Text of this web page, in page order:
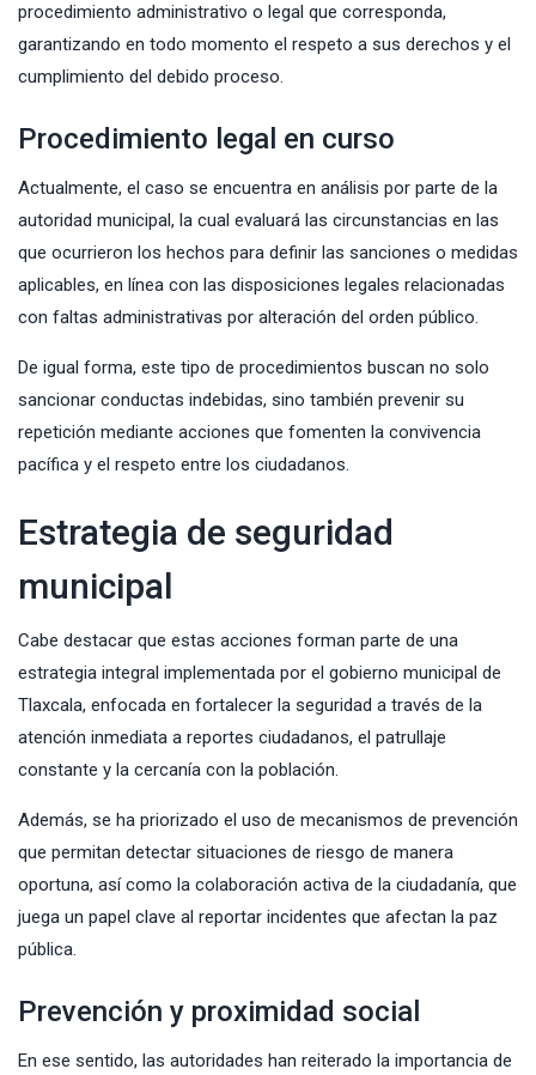
procedimiento administrativo o legal que corresponda,
garantizando en todo momento el respeto a sus derechos y el
cumplimiento del debido proceso.
Procedimiento legal en curso
Actualmente, el caso se encuentra en análisis por parte de la
autoridad municipal, la cual evaluará las circunstancias en las
que ocurrieron los hechos para definir las sanciones o medidas
aplicables, en línea con las disposiciones legales relacionadas
con faltas administrativas por alteración del orden público.
De igual forma, este tipo de procedimientos buscan no solo
sancionar conductas indebidas, sino también prevenir su
repetición mediante acciones que fomenten la convivencia
pacífica y el respeto entre los ciudadanos.
Estrategia de seguridad
municipal
Cabe destacar que estas acciones forman parte de una
estrategia integral implementada por el gobierno municipal de
Tlaxcala, enfocada en fortalecer la seguridad a través de la
atención inmediata a reportes ciudadanos, el patrullaje
constante y la cercanía con la población.
Además, se ha priorizado el uso de mecanismos de prevención
que permitan detectar situaciones de riesgo de manera
oportuna, así como la colaboración activa de la ciudadanía, que
juega un papel clave al reportar incidentes que afectan la paz
pública.
Prevención y proximidad social
En ese sentido, las autoridades han reiterado la importancia de